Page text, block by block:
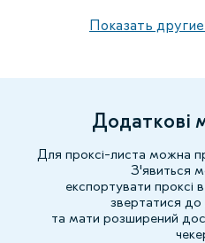
Показать
Додаткові
Для проксі-листа можна
З'явиться
експортувати проксі
звертатися
та мати розширений